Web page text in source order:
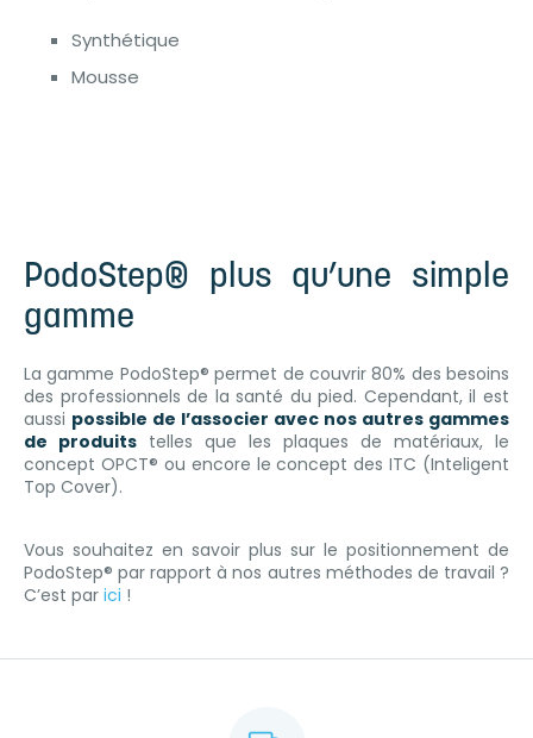
Synthétique
Mousse
PodoStep® plus qu’une simple
gamme
La gamme PodoStep® permet de couvrir 80% des besoins
des professionnels de la santé du pied. Cependant, il est
aussi possible de l’associer avec nos autres gammes
de produits telles que les plaques de matériaux, le
concept OPCT® ou encore le concept des ITC (Inteligent
Top Cover).
Vous souhaitez en savoir plus sur le positionnement de
PodoStep® par rapport à nos autres méthodes de travail ?
C’est par ici !